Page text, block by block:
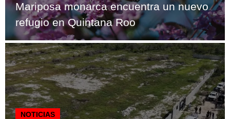
Mariposa monarca encuentra un nuevo
refugio en Quintana Roo
NOTICIAS